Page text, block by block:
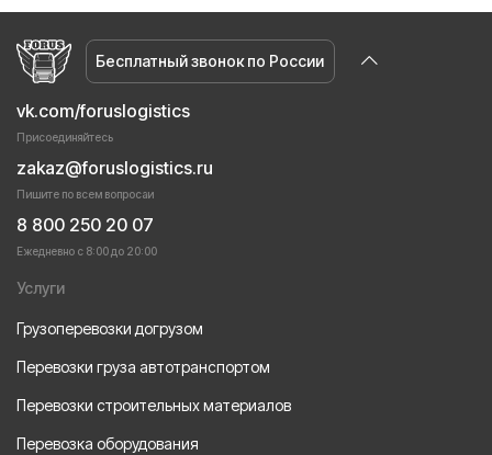
Бесплатный звонок по России
vk.com/foruslogistics
Присоединяйтесь
zakaz@foruslogistics.ru
Пишите по всем вопросаи
8 800 250 20 07
Ежедневно с 8:00 до 20:00
Услуги
Грузоперевозки догрузом
Перевозки груза автотранспортом
Перевозки строительных материалов
Перевозка оборудования